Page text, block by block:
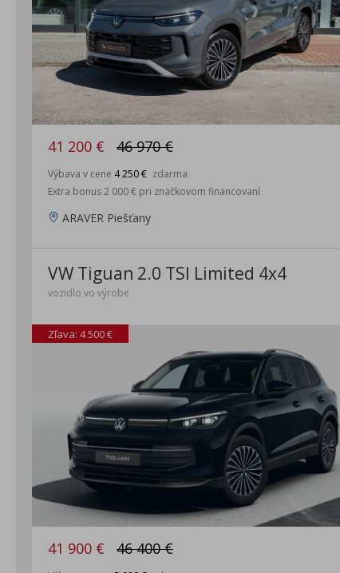
41 200 € 46 970 €
Výbava v cene 4 250 € zdarma
Extra bonus 2 000 € pri značkovom financovaní
ARAVER Piešťany
VW Tiguan 2.0 TSI Limited 4x4
vozidlo vo výrobe
Zľava: 4 500 €
41 900 € 46 400 €